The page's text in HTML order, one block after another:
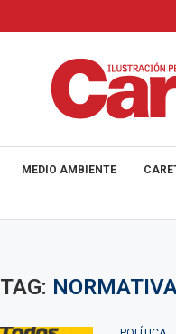
MEDIO AMBIENTE
TAG: